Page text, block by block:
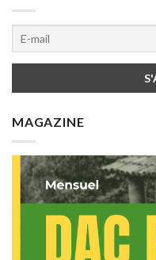
MAGAZINE